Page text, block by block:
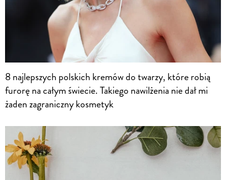
8 najlepszych polskich kremów do twarzy, które robią
furorę na całym świecie. Takiego nawilżenia nie dał mi
żaden zagraniczny kosmetyk